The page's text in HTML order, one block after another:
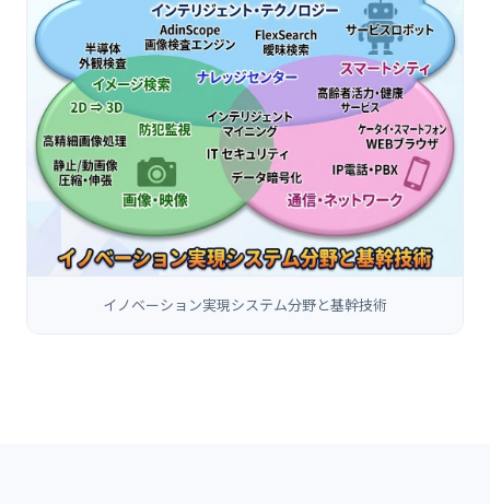
イノベーション実現システム分野と基幹技術